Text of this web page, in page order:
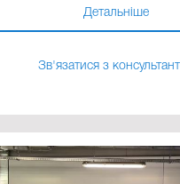
Детальніше
Зв'язатися з